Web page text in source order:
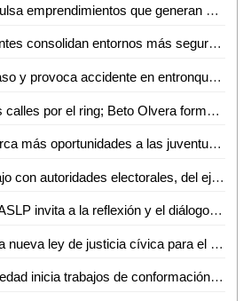
Gobierno estatal impulsa emprendimientos que generan más empleo
Operativos permanentes consolidan entornos más seguros en todo el estado
Camioneta invade paso y provoca accidente en entronque carretero
Jóvenes cambian las calles por el ring; Beto Olvera forma nueva generación de atletas en Valles
Gobierno estatal acerca más oportunidades a las juventudes de la región media
Habrá mesa de trabajo con autoridades electorales, del ejecutivo e instancias diversas sobre la reforma electoral en curso: Dip. Héctor Serrano Cortés
Radio y Televisión UASLP invita a la reflexión y el diálogo sobre la diversidad con la 6ª Jornada Radiofónica "Mes del Orgullo"
Se aprueba expedir la nueva ley de justicia cívica para el estado y municipios de San Luis Potosí
Ayuntamiento de Soledad inicia trabajos de conformación de segundo informe de gobierno